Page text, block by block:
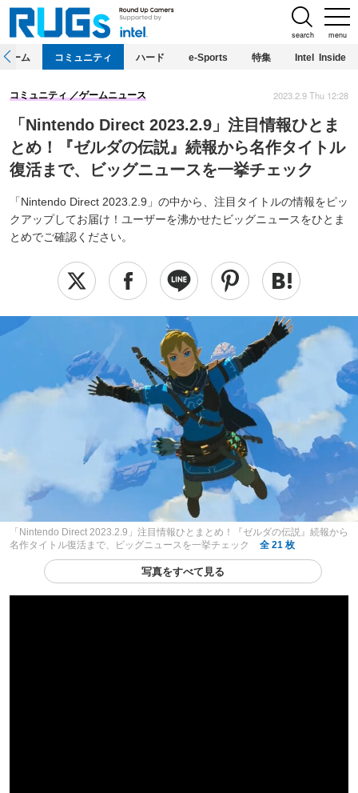
menu
search
ホーム コミュニティ ハード e-Sports 特集 Intel Inside
「Nintendo Direct 2023.2.9」注目情報ひとま
とめ！『ゼルダの伝説』続報から名作タイトル
復活まで、ビッグニュースを一挙チェック
「Nintendo Direct 2023.2.9」の中から、注目タイトルの情報をピッ
クアップしてお届け！ユーザーを沸かせたビッグニュースをひとま
とめでご確認ください。
コミュニティ ゲームニュース 2023.2.9 Thu 12:28
「Nintendo Direct 2023.2.9」注目情報ひとまとめ！『ゼルダの伝説』続報から
名作タイトル復活まで、ビッグニュースを一挙チェック
全 21 枚
写真をすべて見る